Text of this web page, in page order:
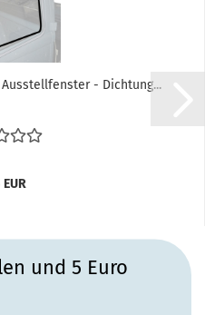
- Dichtung...
und 5 Euro